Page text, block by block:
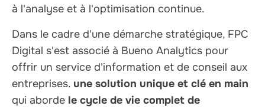
à l'analyse et à l'optimisation continue.
Dans le cadre d'une démarche stratégique, FPC
Digital s'est associé à Bueno Analytics pour
offrir un service d'information et de conseil aux
entreprises. une solution unique et clé en main
qui aborde le cycle de vie complet de